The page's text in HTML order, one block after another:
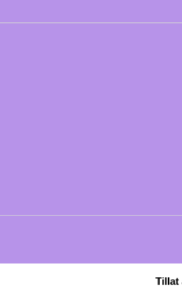
Tillat
/ 114 liter, 230v